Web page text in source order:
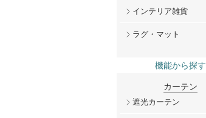
インテリア雑貨
ラグ・マット
機能から探す
カーテン
遮光カーテン